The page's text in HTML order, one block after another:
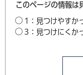
このページの情報は
1：見つけやすか
3：見つけにくか